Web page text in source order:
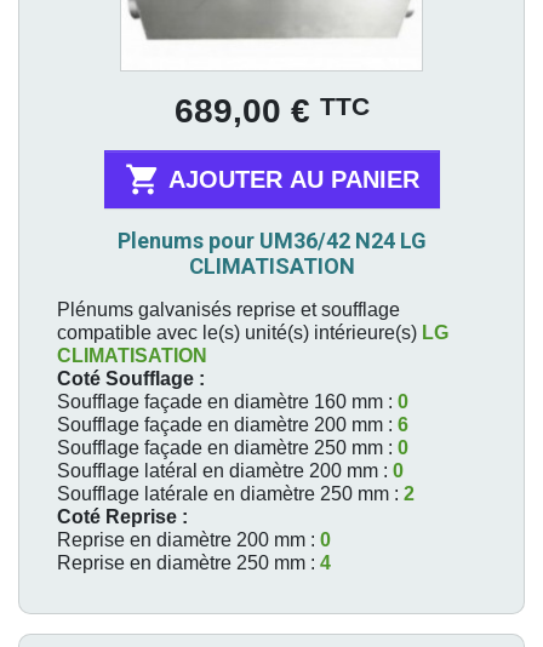
689,00 € TTC
 AJOUTER AU PANIER
Plenums pour UM36/42 N24 LG
CLIMATISATION
Plénums galvanisés reprise et soufflage
compatible avec le(s) unité(s) intérieure(s) LG
CLIMATISATION
Coté Soufflage :
Soufflage façade en diamètre 160 mm : 0
Soufflage façade en diamètre 200 mm : 6
Soufflage façade en diamètre 250 mm : 0
Soufflage latéral en diamètre 200 mm : 0
Soufflage latérale en diamètre 250 mm : 2
Coté Reprise :
Reprise en diamètre 200 mm : 0
Reprise en diamètre 250 mm : 4